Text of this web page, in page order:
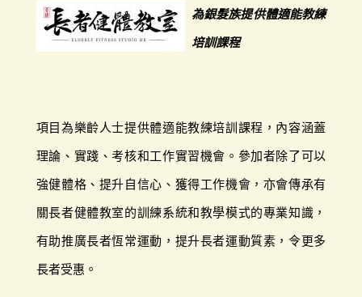
為銀髮族提供體適能教練
培訓課程
項目為樂齡人士提供體適能教練培訓課程，內容涵蓋
理論、實踐、考核和工作實習機會。參加者除了可以
強健體格、提升自信心、獲得工作機會，亦會傳承有
關長者健體教室的訓練系統和教學模式的專業知識，
有助推廣長者恆常運動，提升長者運動質素，令更多
長者受惠。